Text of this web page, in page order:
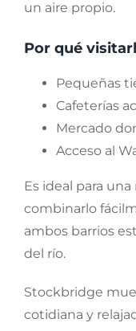
un aire propio.
Por qué
Pequeñas
Cafeterías
Mercado
Acceso al
Es ideal para
combinarlo
ambos barrios
del río.
Stockbridge
cotidiana y